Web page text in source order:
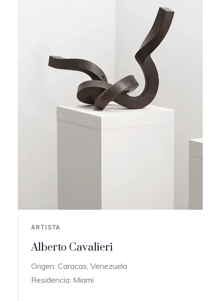
ARTISTA
Alberto Cavalieri
Origen: Caracas, Venezuela
Residencia: Miami